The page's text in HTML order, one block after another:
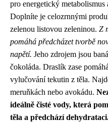
pro energetický
Doplníte je celozrnnými
zelenou listovou zeleninou. Z
pomáhá předcházet tvorbě
napětí. Jeho zdrojem jsou
čokoláda. Draslík zase
vylučování tekutin z těla.
meruňkách nebo avokádu.
ideálně čisté vody, která
těla a předchází